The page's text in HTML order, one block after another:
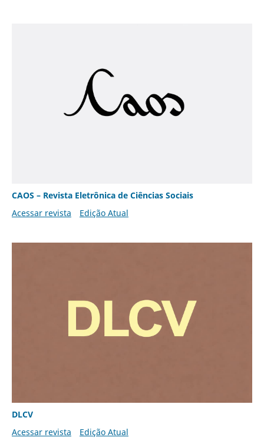
CAOS – Revista Eletrônica de Ciências Sociais
Acessar revista
Edição Atual
DLCV
Acessar revista
Edição Atual